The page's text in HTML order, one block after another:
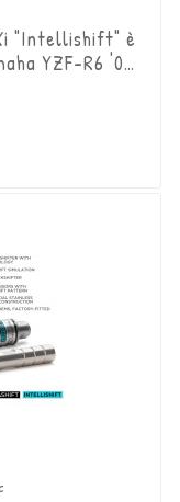
"Intellishift" è
YZF-R6 '06-
marce (Shift-
e Reverse".